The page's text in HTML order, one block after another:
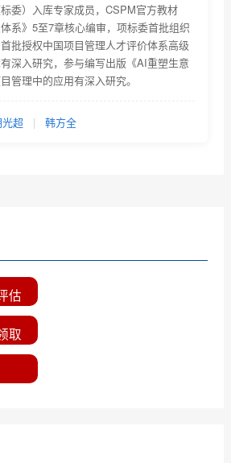
职业资格认证考试考试费价格调整的
认证人士及《项目管理知识体系指南
8日项目管理资格认证考试的报名通
2019年4月
委）入库专家成员，CSPM官方教材
系》5至7章核心编审，项标委首批组织
批授权中国项目管理人才评价体系高级
深入研究，参与编写出版《AI重塑生意
管理中的应用有深入研究。
超 | 韩方全
估
取